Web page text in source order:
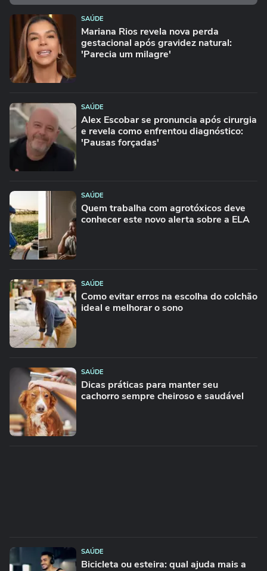
SAÚDE
Mariana Rios revela nova perda
gestacional após gravidez natural:
'Parecia um milagre'
SAÚDE
Alex Escobar se pronuncia após cirurgia
e revela como enfrentou diagnóstico:
'Pausas forçadas'
SAÚDE
Quem trabalha com agrotóxicos deve
conhecer este novo alerta sobre a ELA
SAÚDE
Como evitar erros na escolha do colchão
ideal e melhorar o sono
SAÚDE
Dicas práticas para manter seu
cachorro sempre cheiroso e saudável
SAÚDE
Bicicleta ou esteira: qual ajuda mais a